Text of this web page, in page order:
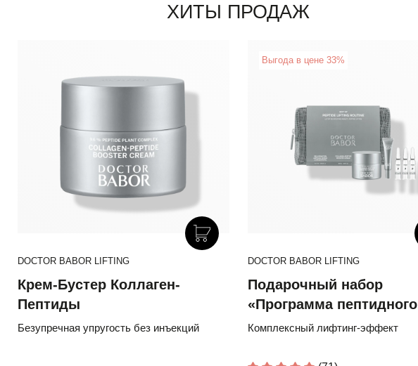
ХИТЫ ПРОДАЖ
DOCTOR BABOR LIFTING
Крем-Бустер Коллаген-
Пептиды
Безупречная упругость без инъекций
Выгода в цене 33%
DOCTOR BABOR LIFTING
Подарочный набор
«Программа пептидного
лифтинга»
Комплексный лифтинг-эффект